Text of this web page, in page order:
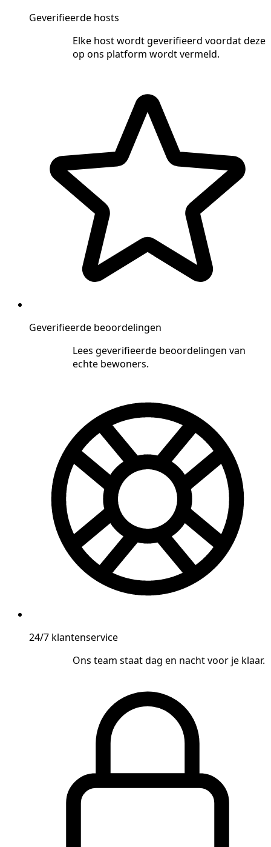
Geverifieerde hosts
Elke host wordt geverifieerd voordat deze
op ons platform wordt vermeld.
Geverifieerde beoordelingen
Lees geverifieerde beoordelingen van
echte bewoners.
24/7 klantenservice
Ons team staat dag en nacht voor je klaar.